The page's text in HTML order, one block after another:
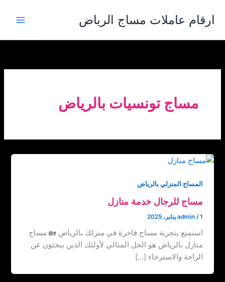
المحتوى
ارقام عاملات مساج الرياض
مساج تونسيات بالرياض
المساج المنزلي بالرياض
مساج للرجال خدمة منازل
admin /1 يناير، 2025
استمتع بتجربة مساج فاخرة في منزلك بالرياض 🏡 مساج
منازل بالرياض هو الحل المثالي لأولئك الذين يبحثون عن
الراحة والاسترخاء […]